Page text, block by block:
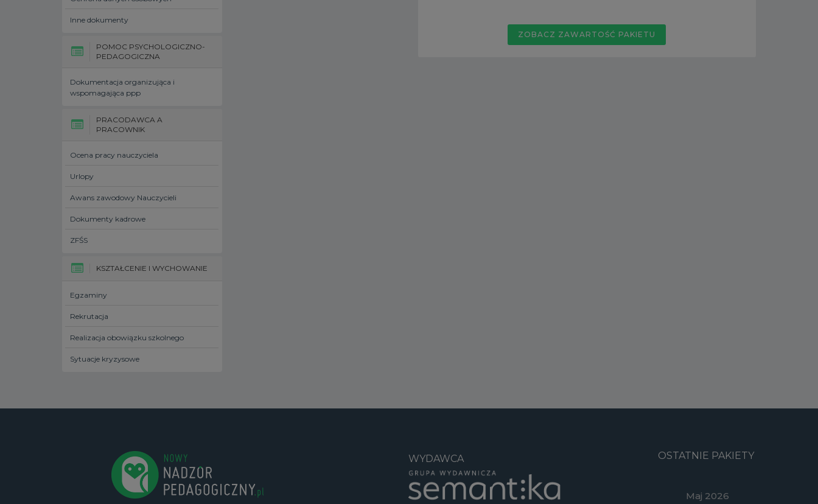
Inne dokumenty
POMOC PSYCHOLOGICZNO-
PEDAGOGICZNA
Dokumentacja organizująca i
wspomagająca ppp
PRACODAWCA A
PRACOWNIK
Ocena pracy nauczyciela
Urlopy
Awans zawodowy Nauczycieli
Dokumenty kadrowe
ZFŚS
KSZTAŁCENIE I WYCHOWANIE
Egzaminy
Rekrutacja
Realizacja obowiązku szkolnego
Sytuacje kryzysowe
ZOBACZ ZAWARTOŚĆ PAKIETU
WYDAWCA OSTATNIE PAKIETY
Maj 2026